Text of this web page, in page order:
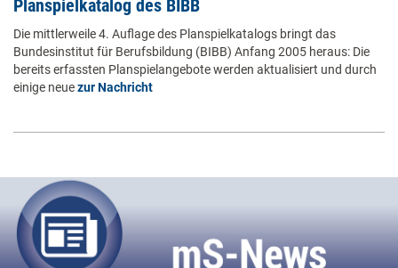
Planspielkatalog des BIBB
Die mittlerweile 4. Auflage des Planspielkatalogs bringt das
Bundesinstitut für Berufsbildung (BIBB) Anfang 2005 heraus: Die
bereits erfassten Planspielangebote werden aktualisiert und durch
einige neuezur Nachricht